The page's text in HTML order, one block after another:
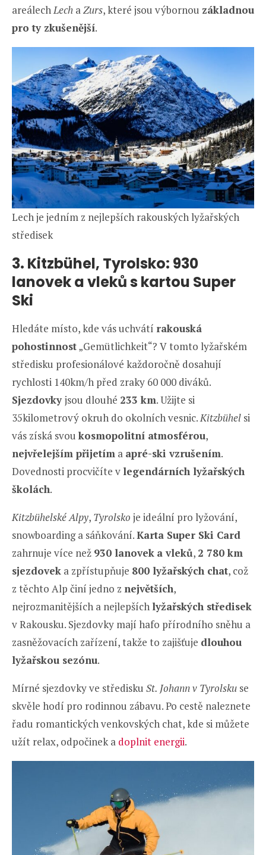
areálechLech aZurs, které jsou výbornou základnou
pro ty zkušenější.
Lech je jedním z nejlepších rakouských lyžařských
středisek
3. Kitzbühel, Tyrolsko: 930
lanovek a vleků s kartou Super
Ski
Hledáte místo, kde vás uchvátí rakouská
pohostinnost„Gemütlichkeit“? V tomto lyžařském
středisku profesionálové každoročně dosahují
rychlosti 140km/h před zraky 60 000 diváků.
Sjezdovkyjsou dlouhé 233 km. Užijte si
35kilometrový okruh do okolních vesnic.Kitzbühel si
vás získá svou kosmopolitní atmosférou,
nejvřelejším přijetím a apré-ski vzrušením.
Dovednosti procvičíte v legendárních lyžařských
školách.
Kitzbühelské Alpy, Tyrolsko je ideální pro lyžování,
snowboarding a sáňkování.Karta Super Ski Card
zahrnuje více než 930 lanovek a vleků, 2 780 km
sjezdovek a zpřístupňuje 800 lyžařských chat, což
z těchto Alp činí jedno z největších,
nejrozmanitějších a nejlepších lyžařských středisek
v Rakousku. Sjezdovky mají hafo přírodního sněhu a
zasněžovacích zařízení, takže to zajišťuje dlouhou
lyžařskou sezónu.
Mírné sjezdovky ve středisku St. Johann v Tyrolsku se
skvěle hodí pro rodinnou zábavu. Po cestě naleznete
řadu romantických venkovských chat, kde si můžete
užít relax, odpočinek a doplnit energii.